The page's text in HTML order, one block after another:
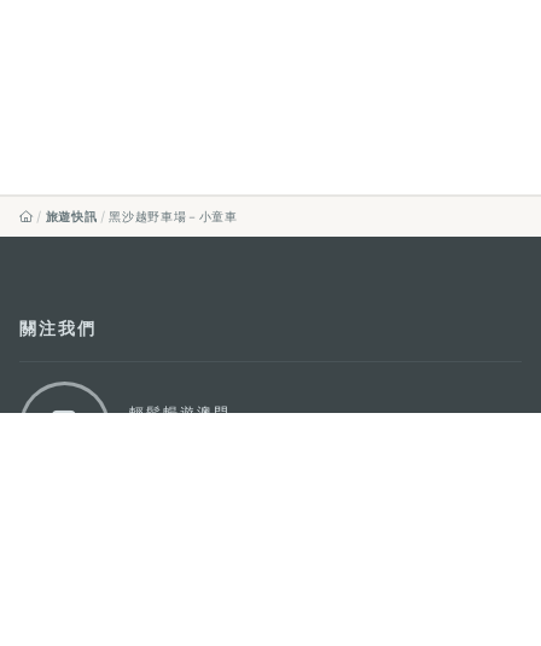
旅遊快訊 黑沙越野車場－小童車
關注我們
輕鬆暢遊澳門